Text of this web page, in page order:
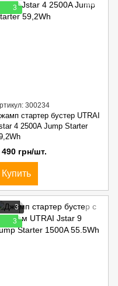
3
300234
стартер бустер UTRAI
4 2500A Jump Starter
490 грн/шт.
Купить
3
3